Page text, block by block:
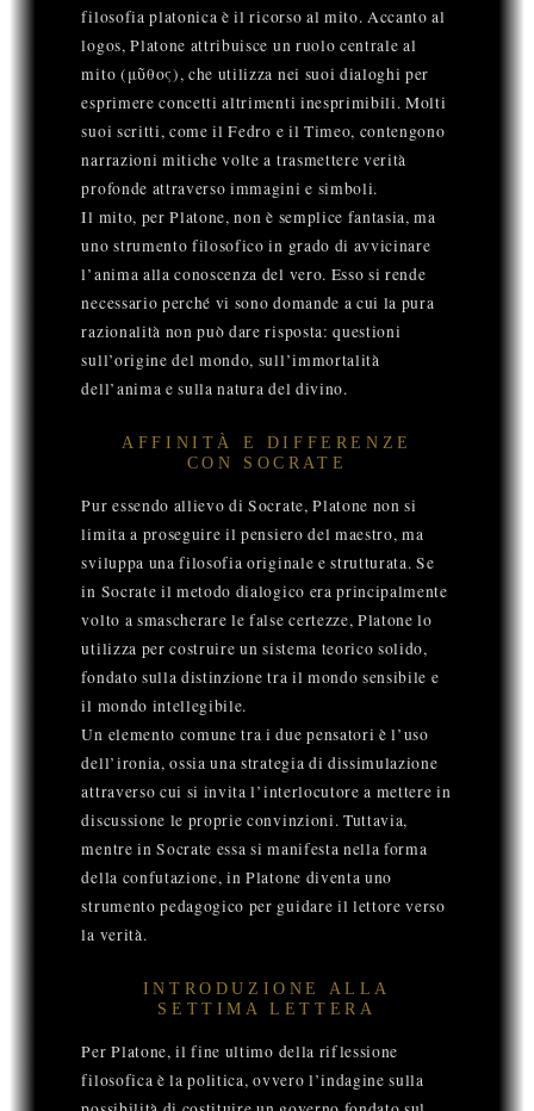
filosofia platonica è il ricorso al mito. Accanto al
logos, Platone attribuisce un ruolo centrale al
mito (μῦθος), che utilizza nei suoi dialoghi per
esprimere concetti altrimenti inesprimibili. Molti
suoi scritti, come il Fedro e il Timeo, contengono
narrazioni mitiche volte a trasmettere verità
profonde attraverso immagini e simboli.
Il mito, per Platone, non è semplice fantasia, ma
uno strumento filosofico in grado di avvicinare
l’anima alla conoscenza del vero. Esso si rende
necessario perché vi sono domande a cui la pura
razionalità non può dare risposta: questioni
sull’origine del mondo, sull’immortalità
dell’anima e sulla natura del divino.
AFFINITÀ E DIFFERENZE
CON SOCRATE
Pur essendo allievo di Socrate, Platone non si
limita a proseguire il pensiero del maestro, ma
sviluppa una filosofia originale e strutturata. Se
in Socrate il metodo dialogico era principalmente
volto a smascherare le false certezze, Platone lo
utilizza per costruire un sistema teorico solido,
fondato sulla distinzione tra il mondo sensibile e
il mondo intellegibile.
Un elemento comune tra i due pensatori è l’uso
dell’ironia, ossia una strategia di dissimulazione
attraverso cui si invita l’interlocutore a mettere in
discussione le proprie convinzioni. Tuttavia,
mentre in Socrate essa si manifesta nella forma
della confutazione, in Platone diventa uno
strumento pedagogico per guidare il lettore verso
la verità.
INTRODUZIONE ALLA
SETTIMA LETTERA
Per Platone, il fine ultimo della riflessione
filosofica è la politica, ovvero l’indagine sulla